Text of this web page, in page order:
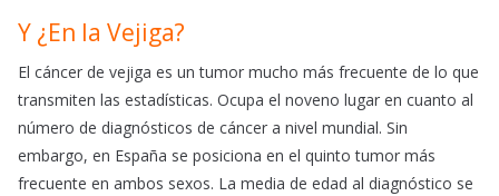
Y ¿En la Vejiga?
El cáncer de vejiga es un tumor mucho más frecuente de lo que
transmiten las estadísticas. Ocupa el noveno lugar en cuanto al
número de diagnósticos de cáncer a nivel mundial. Sin
embargo, en España se posiciona en el quinto tumor más
frecuente en ambos sexos. La media de edad al diagnóstico se